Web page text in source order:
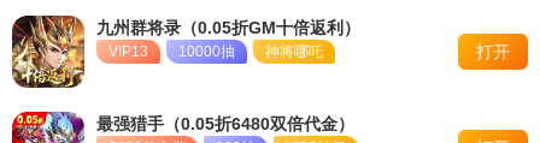
九州群将录（0.05折GM十倍返利）
VIP13 10000抽 神将哪吒 打开
最强猎手（0.05折6480双倍代金）